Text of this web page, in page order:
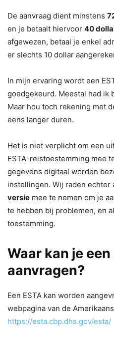
De aanvraag dient minstens
en je betaalt hiervoor 40
afgewezen, betaal je enkel
er slechts 10 dollar
In mijn ervaring wordt een
goedgekeurd. Meestal had ik
Maar hou toch rekening met
eens langer duren.
Het is niet verplicht om een
ESTA-reistoestemming mee
gegevens digitaal worden
instellingen. Wij raden echter
versie mee te nemen om je
te hebben bij problemen, en
toestemming.
Waar kan je een
aanvragen?
Een ESTA kan worden
webpagina van de
https://esta.cbp.dhs.gov/esta/